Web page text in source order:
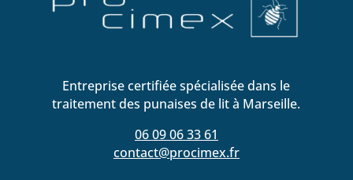
Entreprise certifiée spécialisée dans le
traitement des punaises de lit à Marseille.
06 09 06 33 61
contact@procimex.fr